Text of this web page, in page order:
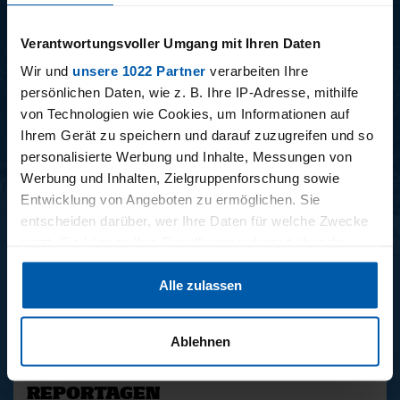
Verantwortungsvoller Umgang mit Ihren Daten
Wir und unsere 1022 Partner verarbeiten Ihre
persönlichen Daten, wie z. B. Ihre IP-Adresse, mithilfe
von Technologien wie Cookies, um Informationen auf
Ihrem Gerät zu speichern und darauf zuzugreifen und so
personalisierte Werbung und Inhalte, Messungen von
Werbung und Inhalten, Zielgruppenforschung sowie
Entwicklung von Angeboten zu ermöglichen. Sie
entscheiden darüber, wer Ihre Daten für welche Zwecke
Cookie-Erklärung oder durch Klicken auf das Privacy
Trigger Symbol ändern oder widerrufen
Ihr Gerät durch aktives Scannen nach bestimmten
Alle zulassen
Ablehnen
15 - STAFF-TALK 14 - STÜBI
BUNDESLIGA SAISON 2025/2026
BAYER LEVERKUSEN -
HAMBURGER SV -
REPORTAGEN